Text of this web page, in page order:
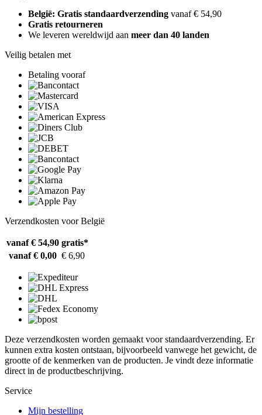
België: Gratis standaardverzending vanaf € 54,90
Gratis retourneren
We leveren wereldwijd aan meer dan 40 landen
Veilig betalen met
Betaling vooraf
Verzendkosten voor België
vanaf € 54,90 gratis*
vanaf € 0,00 € 6,90
Deze verzendkosten worden gemaakt voor standaardverzending. Er
kunnen extra kosten ontstaan, bijvoorbeeld vanwege het gewicht, de
grootte of de kenmerken van de producten. Je vindt deze informatie
direct in de productbeschrijving.
Service
Mijn bestelling